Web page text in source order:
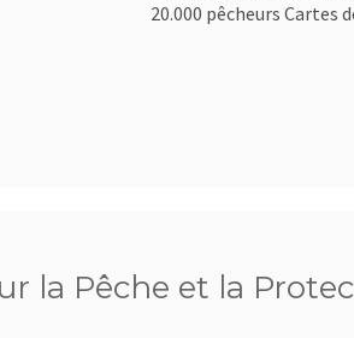
20.000 pêcheurs Cartes
la Pêche et la